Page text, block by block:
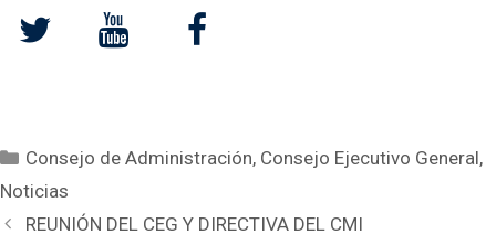
Categorías
Consejo de Administración, Consejo Ejecutivo General,
Noticias
REUNIÓN DEL CEG Y DIRECTIVA DEL CMI